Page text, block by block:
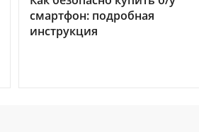
смартфон: подробная
инструкция